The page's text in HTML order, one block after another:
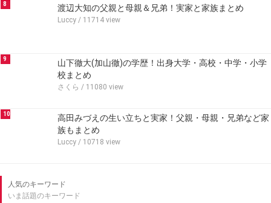
8 渡辺大知の父親と母親＆兄弟！実家と家族まとめ
Luccy / 11714 view
9
山下徹大(加山徹)の学歴！出身大学・高校・中学・小学
校まとめ
さくら / 11080 view
10
高田みづえの生い立ちと実家！父親・母親・兄弟など家
族もまとめ
Luccy / 10718 view
人気のキーワード
いま話題のキーワード